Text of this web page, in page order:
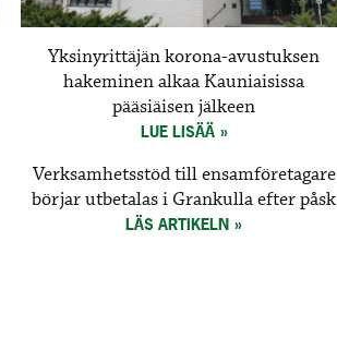
Yksinyrittäjän korona-avustuksen
hakeminen alkaa Kauniaisissa
pääsiäisen jälkeen
LUE LISÄÄ
Verksamhetsstöd till ensamföretagare
börjar utbetalas i Grankulla efter påsk
LÄS ARTIKELN